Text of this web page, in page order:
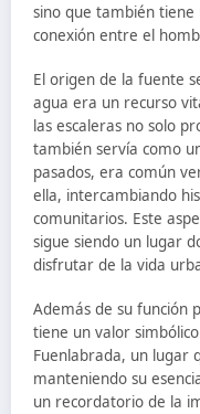
sino que también tiene
conexión entre el
El origen de la fuente
agua era un recurso
las escaleras no solo
también servía como
pasados, era común
ella, intercambiando
comunitarios. Este
sigue siendo un lugar
disfrutar de la vida
Además de su función
tiene un valor
Fuenlabrada, un lugar
manteniendo su
un recordatorio de la